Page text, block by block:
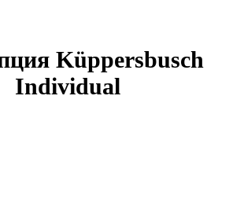
Küppersbusch
Individual